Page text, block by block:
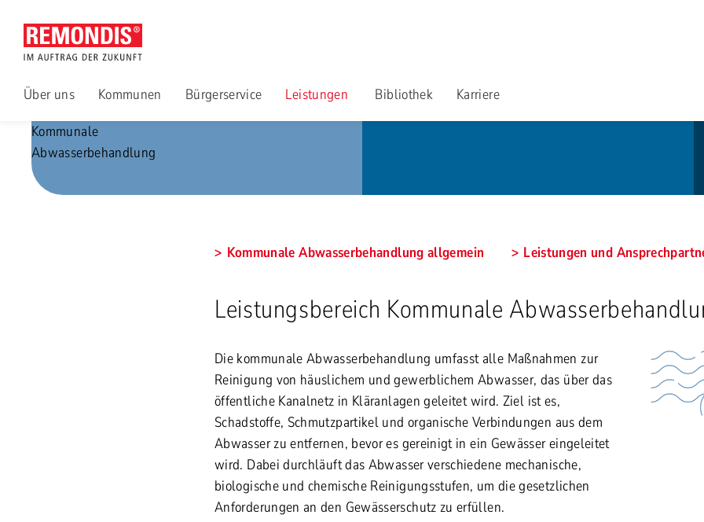
Über uns Kommunen Bürgerservice Leistungen Bibliothek
Karriere
Kommunale
Abwasserbehandlung
Kommunale Abwasserbehandlung allgemein Leistungen und
Leistungsbereich Kommunale
Die kommunale Abwasserbehandlung umfasst alle Maßnahmen zur
Reinigung von häuslichem und gewerblichem Abwasser, das über das
öffentliche Kanalnetz in Kläranlagen geleitet wird. Ziel ist es,
Schadstoffe, Schmutzpartikel und organische Verbindungen aus dem
Abwasser zu entfernen, bevor es gereinigt in ein Gewässer eingeleitet
wird. Dabei durchläuft das Abwasser verschiedene mechanische,
biologische und chemische Reinigungsstufen, um die gesetzlichen
Anforderungen an den Gewässerschutz zu erfüllen.